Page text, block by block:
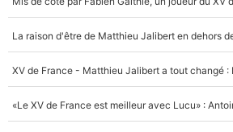
Un autre joueur
5%